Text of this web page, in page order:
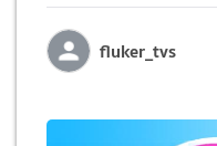
fluker_tvs